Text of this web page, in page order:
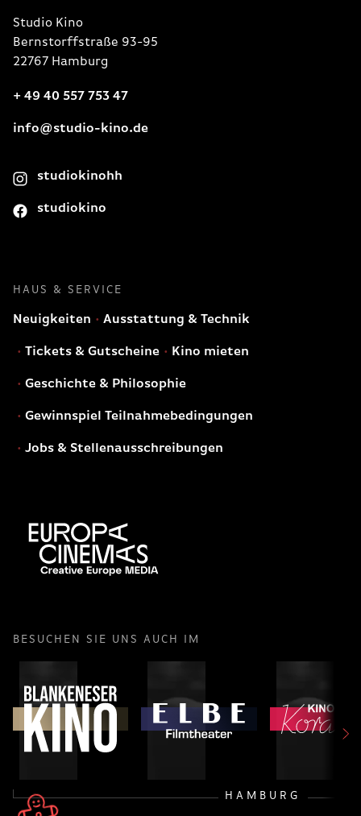
Studio Kino
Bernstorffstraße 93-95
22767 Hamburg
+ 49 40 557 753 47
info@studio-kino.de
studiokinohh
studiokino
HAUS & SERVICE
Neuigkeiten Ausstattung & Technik
Tickets & Gutscheine Kino mieten
Geschichte & Philosophie
Gewinnspiel Teilnahmebedingungen
Jobs & Stellenausschreibungen
BESUCHEN SIE UNS AUCH IM
HAMBURG